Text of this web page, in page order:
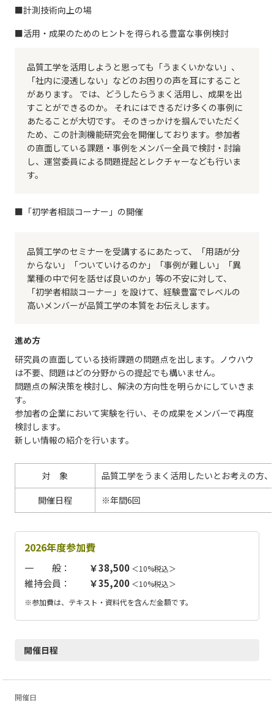
■計測技術向上の場
■活用・成果のためのヒントを得られる豊富な事例検討
品質工学を活用しようと思っても「うまくいかない」、
「社内に浸透しない」などのお困りの声を耳にすること
があります。 では、どうしたらうまく活用し、成果を出
すことができるのか。 それにはできるだけ多くの事例に
あたることが大切です。 そのきっかけを掴んでいただく
ため、この計測機能研究会を開催しております。参加者
の直面している課題・事例をメンバー全員で検討・討論
し、運営委員による問題提起とレクチャーなども行いま
す。
■「初学者相談コーナー」の開催
品質工学のセミナーを受講するにあたって、「用語が分
からない」「ついていけるのか」「事例が難しい」「異
業種の中で何を話せば良いのか」等の不安に対して、
「初学者相談コーナー」を設けて、経験豊富でレベルの
高いメンバーが品質工学の本質をお伝えします。
進め方
研究員の直面している技術課題の問題点を出します。ノウハウ
は不要、問題はどの分野からの提起でも構いません。
問題点の解決策を検討し、解決の方向性を明らかにしていきま
す。
参加者の企業において実験を行い、その成果をメンバーで再度
検討します。
新しい情報の紹介を行います。
対 象
品質工学をうまく活用したいとお考えの方
開催日程
※年間6回
2026年度参加費
一 般： ￥38,500 ＜10%税込＞
維持会員： ￥35,200 ＜10%税込＞
※参加費は、テキスト・資料代を含んだ金額です。
開催日程
開催日